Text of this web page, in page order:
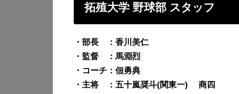
拓殖大学 野球部 スタッフ
・部長 ：香川美仁
・監督 ：馬淵烈
・コーチ：佃勇典
・主将 ：五十嵐奨斗(関東一) 商四